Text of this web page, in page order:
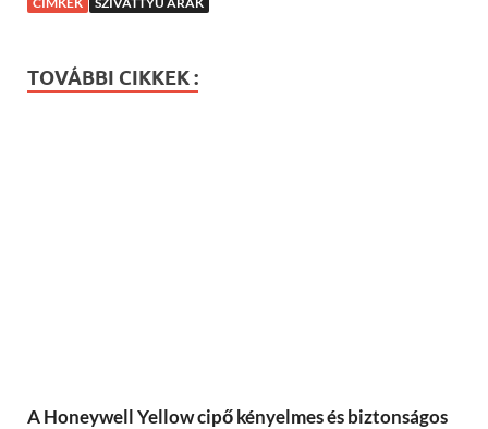
TOVÁBBI CIKKEK :
A Honeywell Yellow cipő kényelmes és biztonságos